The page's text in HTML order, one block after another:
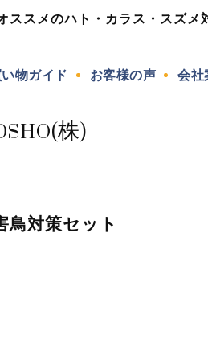
スメのハト・カラス・スズ
物ガイド お客様の声 会社
株)
鳥対策セット